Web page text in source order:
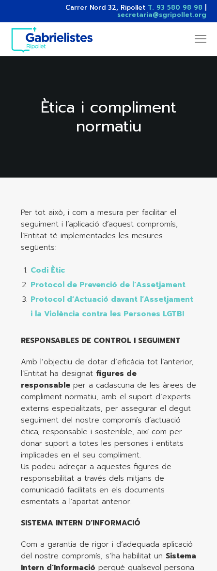
Carrer Nord 32, Ripollet T. 93 580 98 98
secretaria@sgripollet.org
Ètica i compliment
normatiu
Per tot això, i com a mesura per facilitar el
seguiment i l’aplicació d’aquest compromís,
l’Entitat té implementades les mesures
següents:
Codi Ètic
Protocol de Prevenció de l’Assetjament
Protocol d’Actuació davant l’Assetjament
i la Violència contra les Persones LGTBI
RESPONSABLES DE CONTROL I SEGUIMENT
Amb l’objectiu de dotar d’eficàcia tot l’anterior,
l’Entitat ha designat figures de
responsableper a cadascuna de les àrees de
compliment normatiu, amb el suport d’experts
externs especialitzats, per assegurar el degut
seguiment del nostre compromís d’actuació
ètica, responsable i sostenible, així com per
donar suport a totes les persones i entitats
implicades en el seu compliment.
Us podeu adreçar a aquestes figures de
responsabilitat a través dels mitjans de
comunicació facilitats en els documents
esmentats a l’apartat anterior.
SISTEMA INTERN D’INFORMACIÓ
Com a garantia de rigor i d’adequada aplicació
del nostre compromís, s’ha habilitat un Sistema
Intern d’Informació perquè qualsevol persona